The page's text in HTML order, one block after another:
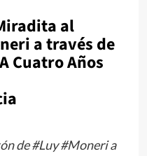
al
a través de
Cuatro Años
de #Luy #Moneri a